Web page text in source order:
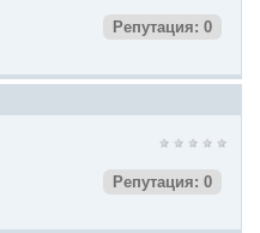
Репутация: 0
Репутация: 0